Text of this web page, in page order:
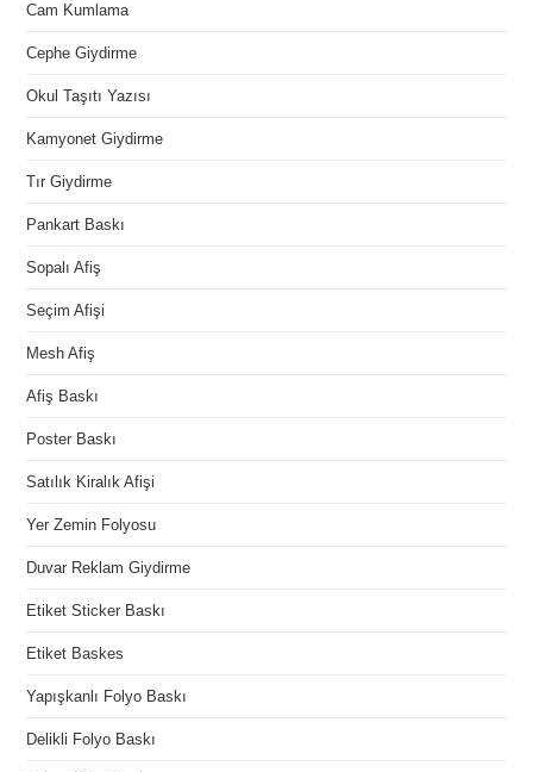
Cam Kumlama
Cephe Giydirme
Okul Taşıtı Yazısı
Kamyonet Giydirme
Tır Giydirme
Pankart Baskı
Sopalı Afiş
Seçim Afişi
Mesh Afiş
Afiş Baskı
Poster Baskı
Satılık Kiralık Afişi
Yer Zemin Folyosu
Duvar Reklam Giydirme
Etiket Sticker Baskı
Etiket Baskes
Yapışkanlı Folyo Baskı
Delikli Folyo Baskı